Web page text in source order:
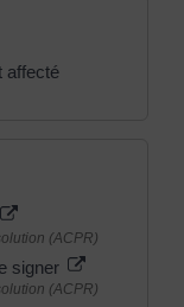
affecté
(ACPR)
signer
(ACPR)